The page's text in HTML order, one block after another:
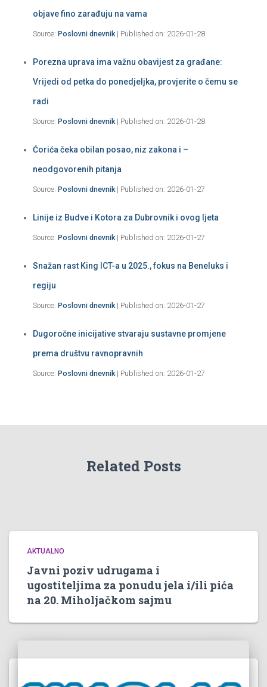
objave fino zarađuju na vama
Source: Poslovni dnevnik Published on: 2026-01-28
Porezna uprava ima važnu obavijest za građane:
Vrijedi od petka do ponedjeljka, provjerite o čemu se
radi
Source: Poslovni dnevnik Published on: 2026-01-28
Ćorića čeka obilan posao, niz zakona i –
neodgovorenih pitanja
Source: Poslovni dnevnik Published on: 2026-01-27
Linije iz Budve i Kotora za Dubrovnik i ovog ljeta
Source: Poslovni dnevnik Published on: 2026-01-27
Snažan rast King ICT-a u 2025., fokus na Beneluks i
regiju
Source: Poslovni dnevnik Published on: 2026-01-27
Dugoročne inicijative stvaraju sustavne promjene
prema društvu ravnopravnih
Source: Poslovni dnevnik Published on: 2026-01-27
Related Posts
AKTUALNO
Javni poziv udrugama i
ugostiteljima za ponudu jela i/ili pića
na 20. Miholjačkom sajmu